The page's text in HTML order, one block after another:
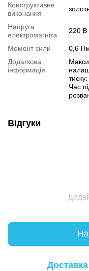
Конструктивне
виконання
Напруга
електромагніта
220 В
Момент сили
0,6
Додаткова
інформація
Час
Відгуки
Доставка